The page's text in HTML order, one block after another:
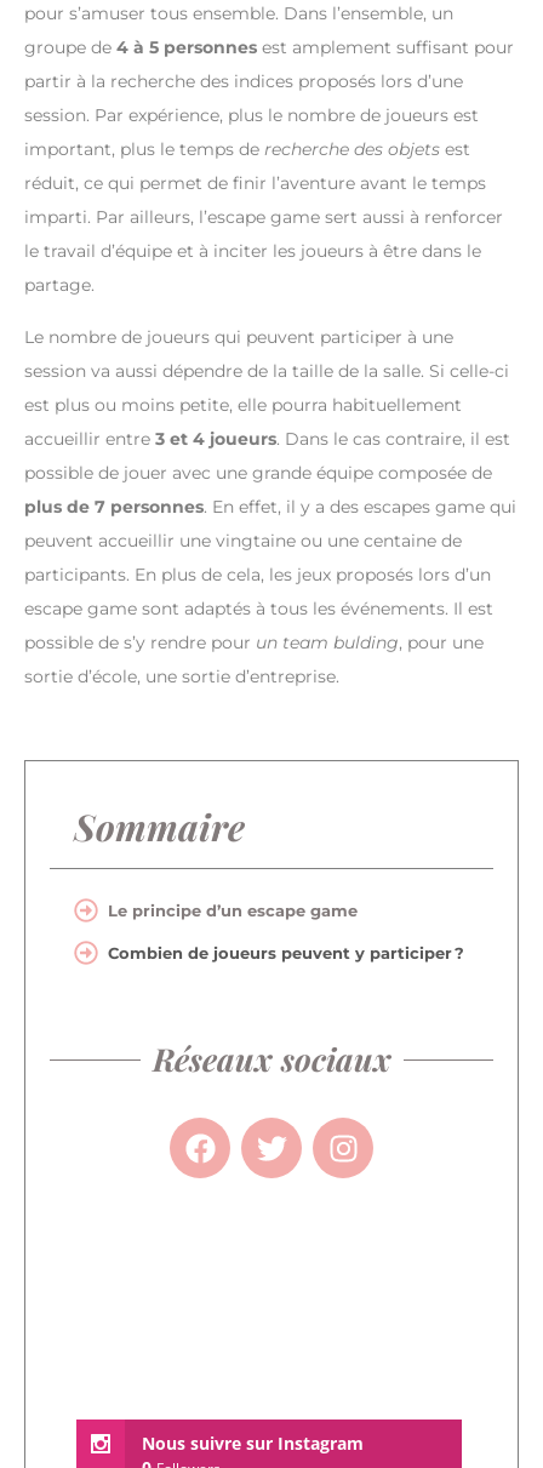
pour s’amuser tous ensemble. Dans l’ensemble, un
groupe de 4 à 5 personnes est amplement suffisant pour
partir à la recherche des indices proposés lors d’une
session. Par expérience, plus le nombre de joueurs est
important, plus le temps de recherche des objets est
réduit, ce qui permet de finir l’aventure avant le temps
imparti. Par ailleurs, l’escape game sert aussi à renforcer
le travail d’équipe et à inciter les joueurs à être dans le
partage.
Le nombre de joueurs qui peuvent participer à une
session va aussi dépendre de la taille de la salle. Si celle-ci
est plus ou moins petite, elle pourra habituellement
accueillir entre 3 et 4 joueurs. Dans le cas contraire, il est
possible de jouer avec une grande équipe composée de
plus de 7 personnes. En effet, il y a des escapes game qui
peuvent accueillir une vingtaine ou une centaine de
participants. En plus de cela, les jeux proposés lors d’un
escape game sont adaptés à tous les événements. Il est
possible de s’y rendre pour un team bulding, pour une
sortie d’école, une sortie d’entreprise.
Sommaire
Le principe d’un escape game
Combien de joueurs peuvent y participer ?
Réseaux sociaux
Nous suivre sur Instagram